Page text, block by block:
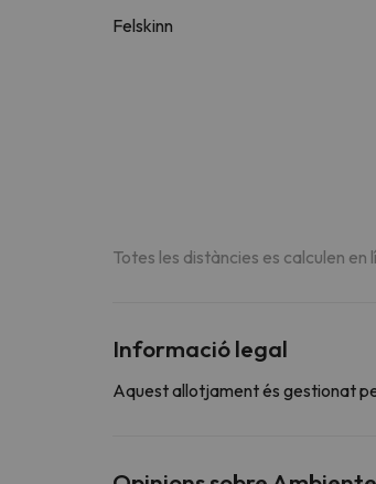
Felskinn
Totes les distàncies es calculen
Informació legal
Aquest allotjament és gestionat